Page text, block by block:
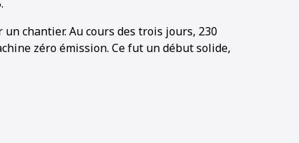
chantier. Au cours des trois jours, 230
zéro émission. Ce fut un début solide,